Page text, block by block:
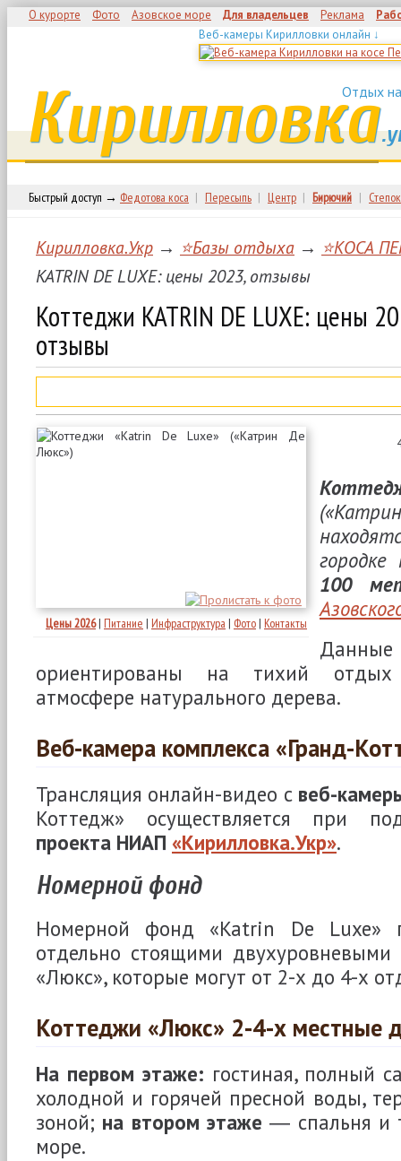
О курорте Фото Азовское море Для владельцев Реклама
Веб-камеры Кирилловки онлайн ↓
Отдых
Кирилловка
Быстрый доступ → Федотова коса | Пересыпь | Центр | Бирючий | Степок
Кирилловка.Укр → ⭐Базы отдыха → ⭐КОСА
KATRIN DE LUXE: цены 2023, отзывы
Коттеджи KATRIN DE LUXE: цены
отзывы
Цены 2026| Питание | Инфраструктура | Фото | Контакты
100
ориентированы на тихий отдых
атмосфере натурального дерева.
Веб-камера комплекса «Гранд-
Трансляция онлайн-видео с веб-
Коттедж» осуществляется при
проекта НИАП «Кирилловка.Укр».
Номерной фонд
Номерной фонд «Katrin De Luxe»
отдельно стоящими двухуровневыми
«Люкс», которые могут от 2-х до 4-х
Коттеджи «Люкс» 2-4-х местные
На первом этаже: гостиная, полный
холодной и горячей пресной воды,
зоной; на втором этаже ― спальня и
море.